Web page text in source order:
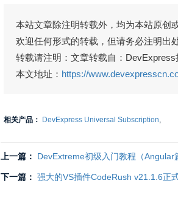
本站文章除注明转载外，均为本站原创
欢迎任何形式的转载，但请务必注明出
转载请注明：文章转载自：DevExpress
本文地址： https://
相关产品： DevExpress Universal Subscription,
上一篇： DevExtreme初级入门教程（Angular
下一篇： 强大的VS插件CodeRush v21.1.6正